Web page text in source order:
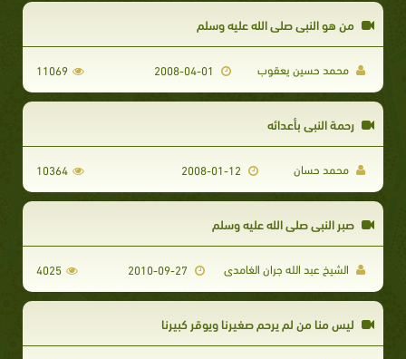
من هو النبي صلى الله عليه وسلم
محمد حسين يعقوب 11069
رحمة النبي بأعدائه
محمد حسان 10364
صبر النبى صلى الله عليه وسلم
الشيخ عبد الله جران الغامدى 4025
ليس منا من لم يرحم صغيرنا ويوقر كبيرنا